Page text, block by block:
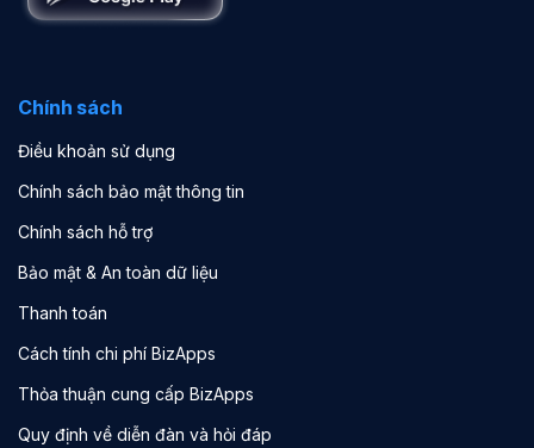
Chính sách
Điều khoản sử dụng
Chính sách bảo mật thông tin
Chính sách hỗ trợ
Bảo mật & An toàn dữ liệu
Thanh toán
Cách tính chi phí BizApps
Thỏa thuận cung cấp BizApps
Quy định về diễn đàn và hỏi đáp